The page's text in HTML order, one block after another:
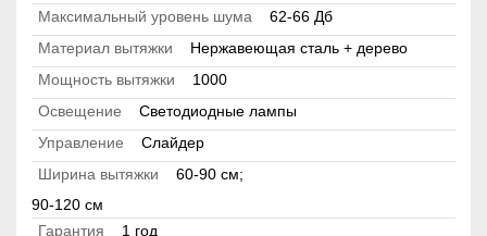
Максимальный уровень шума
62-66 Дб
Материал вытяжки
Нержавеющая сталь + дерево
Мощность вытяжки
1000
Освещение
Светодиодные лампы
Управление
Слайдер
Ширина вытяжки
60-90 см;
90-120 см
Гарантия
1 год